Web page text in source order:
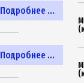
Подробнее ...
Подробнее ...